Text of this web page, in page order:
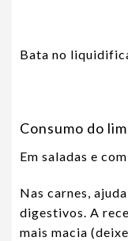
Bata no
Consumo do
Em saladas e
Nas carnes,
digestivos. A
mais macia